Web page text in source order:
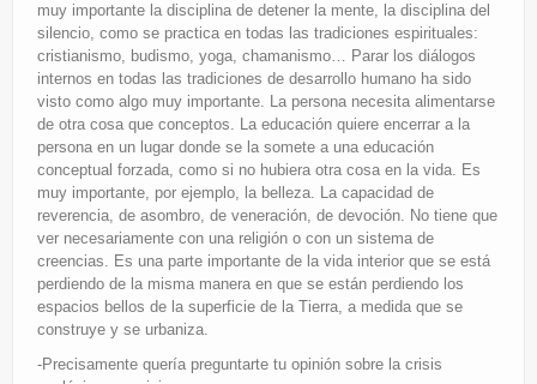
muy importante la disciplina de detener la mente, la disciplina del
silencio, como se practica en todas las tradiciones espirituales:
cristianismo, budismo, yoga, chamanismo… Parar los diálogos
internos en todas las tradiciones de desarrollo humano ha sido
visto como algo muy importante. La persona necesita alimentarse
de otra cosa que conceptos. La educación quiere encerrar a la
persona en un lugar donde se la somete a una educación
conceptual forzada, como si no hubiera otra cosa en la vida. Es
muy importante, por ejemplo, la belleza. La capacidad de
reverencia, de asombro, de veneración, de devoción. No tiene que
ver necesariamente con una religión o con un sistema de
creencias. Es una parte importante de la vida interior que se está
perdiendo de la misma manera en que se están perdiendo los
espacios bellos de la superficie de la Tierra, a medida que se
construye y se urbaniza.
-Precisamente quería preguntarte tu opinión sobre la crisis